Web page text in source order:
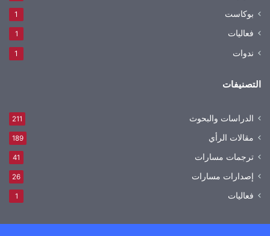
بوكاست 1
فعاليات 1
ندوات 1
التصنيفات
الدراسات والبحوث 211
مقالات الرأي 189
ترجمات مسارات 41
إصدارات مسارات 26
فعاليات 1